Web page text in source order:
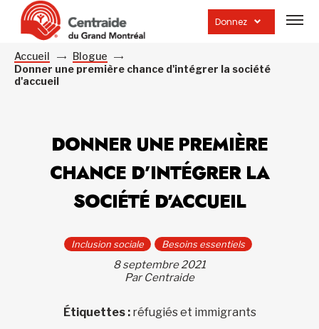
Donnez
la
Accueil
Blogue
Donner une première chance d'intégrer la société
d'accueil
DONNER UNE PREMIÈRE
CHANCE D’INTÉGRER LA
SOCIÉTÉ D’ACCUEIL
Inclusion sociale Besoins essentiels
8 septembre 2021
Par Centraide
Étiquettes : réfugiés et immigrants